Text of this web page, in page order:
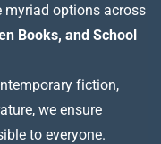
myriad options across
Books, and School
fiction,
we ensure
to everyone.